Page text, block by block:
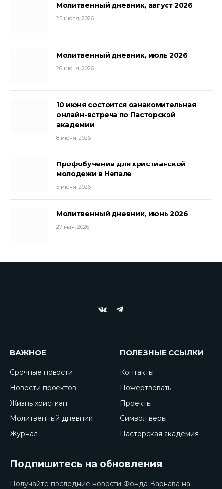
Молитвенный дневник, август 2026
25 июля, 2026
Молитвенный дневник, июль 2026
26 июня, 2026
10 июня состоится ознакомительная
онлайн-встреча по Пасторской
академии
8 июня, 2026
Профобучение для христианской
молодежи в Непале
5 июня, 2026
Молитвенный дневник, июнь 2026
27 мая, 2026
VKontakte
Telegram
ВАЖНОЕ
Срочные новости
Новости проектов
Жизнь христиан
Молитвенный дневник
Журнал
ПОЛЕЗНЫЕ ССЫЛКИ
Контакты
Пожертвовать
Проекты
Символ веры
Пасторская академия
Подпишитесь на обновления
Получайте последние новости Фонда Варнава на